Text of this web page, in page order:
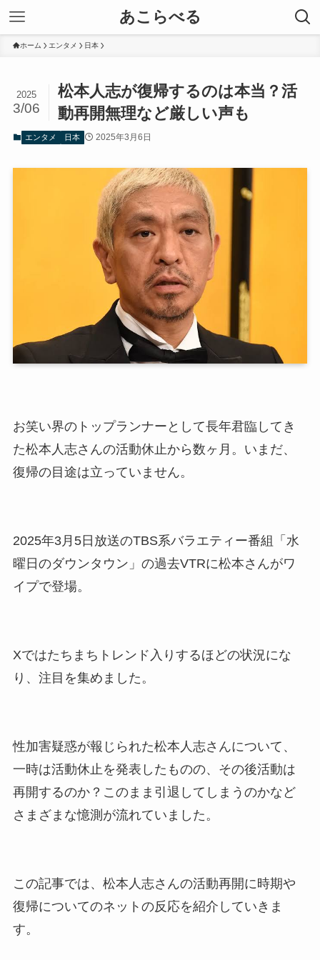
あこらべる
ホーム エンタメ 日本
松本人志が復帰するのは本当？活
動再開無理など厳しい声も
2025
3/06
エンタメ 日本 2025年3月6日
お笑い界のトップランナーとして長年君臨してき
た松本人志さんの活動休止から数ヶ月。いまだ、
復帰の目途は立っていません。
2025年3月5日放送のTBS系バラエティー番組「水
曜日のダウンタウン」の過去VTRに松本さんがワ
イプで登場。
Xではたちまちトレンド入りするほどの状況にな
り、注目を集めました。
性加害疑惑が報じられた松本人志さんについて、
一時は活動休止を発表したものの、その後活動は
再開するのか？このまま引退してしまうのかなど
さまざまな憶測が流れていました。
この記事では、松本人志さんの活動再開に時期や
復帰についてのネットの反応を紹介していきま
す。